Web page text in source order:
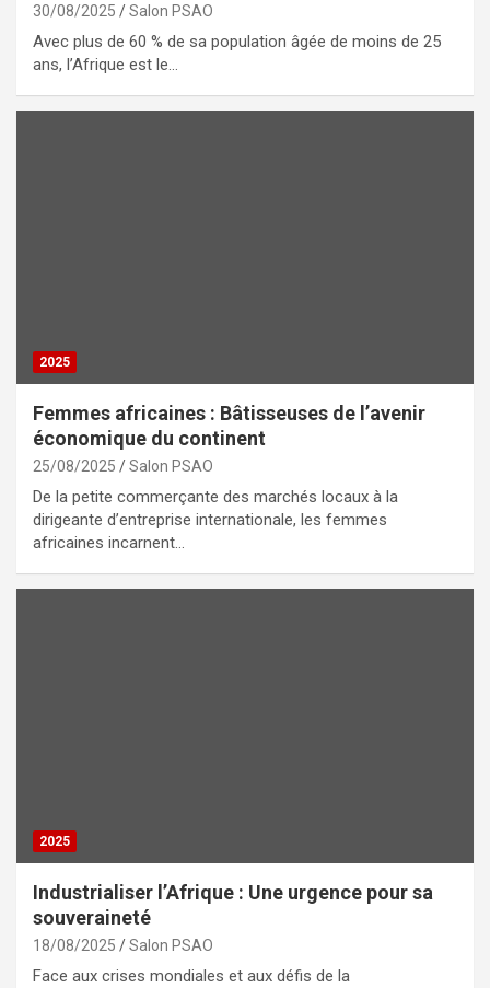
30/08/2025 Salon PSAO
Avec plus de 60 % de sa population âgée de moins de 25
ans, l’Afrique est le…
2025
Femmes africaines : Bâtisseuses de l’avenir
économique du continent
25/08/2025 Salon PSAO
De la petite commerçante des marchés locaux à la
dirigeante d’entreprise internationale, les femmes
africaines incarnent…
2025
Industrialiser l’Afrique : Une urgence pour sa
souveraineté
18/08/2025 Salon PSAO
Face aux crises mondiales et aux défis de la